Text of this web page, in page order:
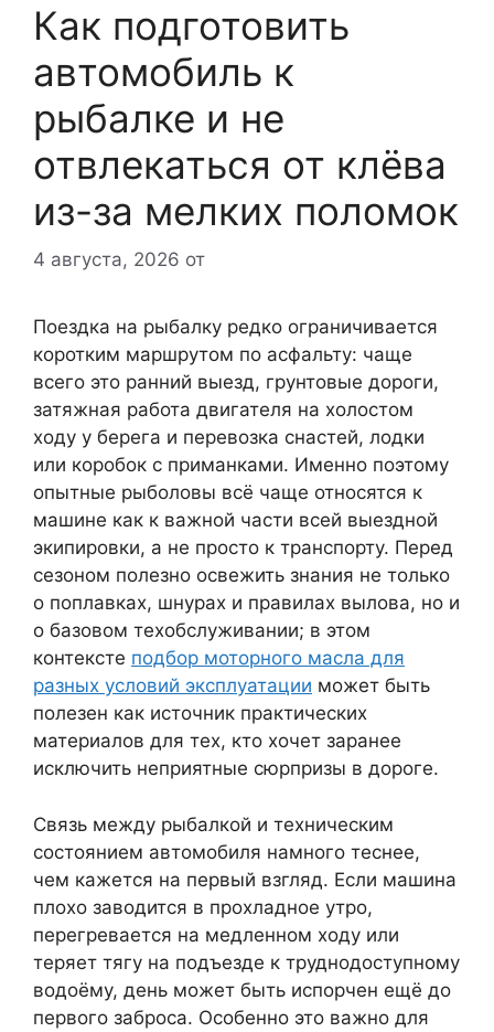
Как подготовить
автомобиль к
рыбалке и не
отвлекаться от клёва
из-за мелких поломок
4 августа, 2026 от
Поездка на рыбалку редко ограничивается
коротким маршрутом по асфальту: чаще
всего это ранний выезд, грунтовые дороги,
затяжная работа двигателя на холостом
ходу у берега и перевозка снастей, лодки
или коробок с приманками. Именно поэтому
опытные рыболовы всё чаще относятся к
машине как к важной части всей выездной
экипировки, а не просто к транспорту. Перед
сезоном полезно освежить знания не только
о поплавках, шнурах и правилах вылова, но и
о базовом техобслуживании; в этом
контексте подбор моторного масла для
разных условий эксплуатации может быть
полезен как источник практических
материалов для тех, кто хочет заранее
исключить неприятные сюрпризы в дороге.
Связь между рыбалкой и техническим
состоянием автомобиля намного теснее,
чем кажется на первый взгляд. Если машина
плохо заводится в прохладное утро,
перегревается на медленном ходу или
теряет тягу на подъезде к труднодоступному
водоёму, день может быть испорчен ещё до
первого заброса. Особенно это важно для